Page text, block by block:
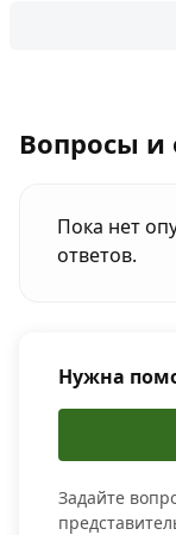
Вопросы и
Пока нет
ответов.
Нужна
Задайте